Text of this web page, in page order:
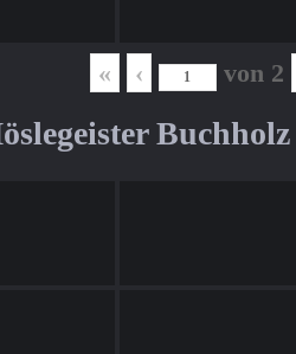
« ‹ von 2
Buchholz